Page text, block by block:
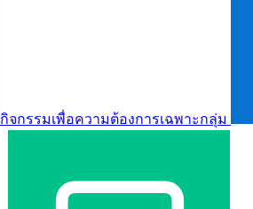
กิจกรรมเพื่อความต้องการเฉพาะกลุ่ม